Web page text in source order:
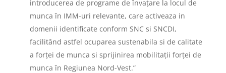
introducerea de programe de învațare la locul de
munca în IMM-uri relevante, care activeaza in
domenii identificate conform SNC si SNCDI,
facilitând astfel ocuparea sustenabila si de calitate
a forței de munca si sprijinirea mobilitații forței de
munca în Regiunea Nord-Vest.”